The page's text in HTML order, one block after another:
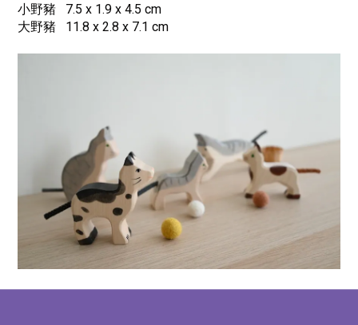
小野豬 7.5 x 1.9 x 4.5 cm
大野豬 11.8 x 2.8 x 7.1 cm